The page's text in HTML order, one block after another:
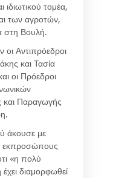
τομέα,
των αγροτών,
στη Βουλή.
Αντιπρόεδροι
και Τασία
οι Πρόεδροι
Παραγωγής
άκουσε με
εκπροσώπους
«η πολύ
διαμορφωθεί